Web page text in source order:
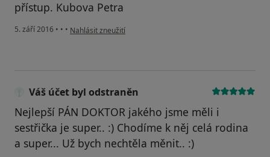
přístup. Kubova Petra
5. září 2016 • • • podle názoru uživatele Váš účet byl odstraněn
Nahlásit zneužití
Váš účet byl odstraněn
Nejlepší PÁN DOKTOR jakého jsme měli i
sestřička je super.. :) Chodíme k něj celá rodina
a super... Už bych nechtěla měnit.. :)